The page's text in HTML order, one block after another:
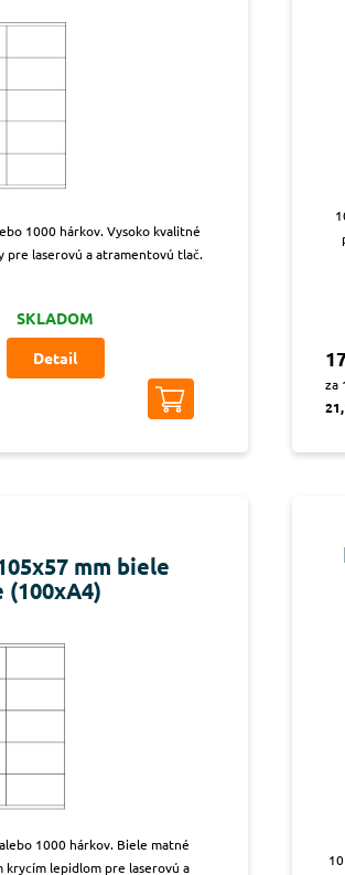
1000 hárkov. Vysoko kvalitné
pre laserovú a atramentovú tlač.
SKLADOM
Detail
za
mm biele
1000 hárkov. Biele matné
krycím lepidlom pre laserovú a